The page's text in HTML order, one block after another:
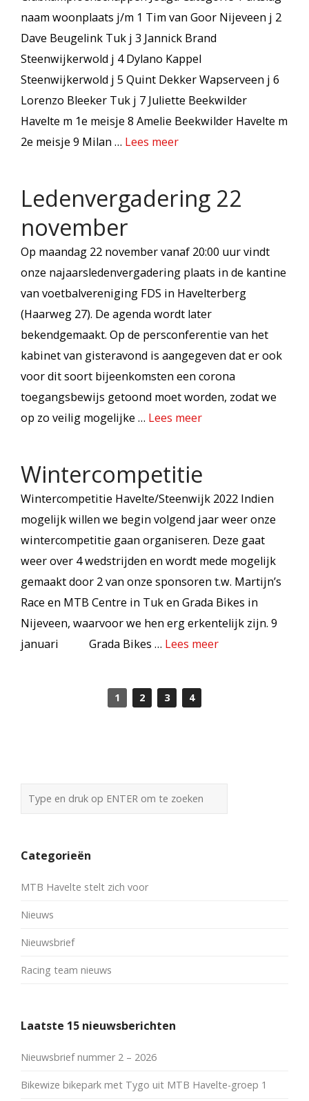
naam woonplaats j/m 1 Tim van Goor Nijeveen j 2
Dave Beugelink Tuk j 3 Jannick Brand
Steenwijkerwold j 4 Dylano Kappel
Steenwijkerwold j 5 Quint Dekker Wapserveen j 6
Lorenzo Bleeker Tuk j 7 Juliette Beekwilder
Havelte m 1e meisje 8 Amelie Beekwilder Havelte m
2e meisje 9 Milan … Lees meer
Ledenvergadering 22
november
Op maandag 22 november vanaf 20:00 uur vindt
onze najaarsledenvergadering plaats in de kantine
van voetbalvereniging FDS in Havelterberg
(Haarweg 27). De agenda wordt later
bekendgemaakt. Op de persconferentie van het
kabinet van gisteravond is aangegeven dat er ook
voor dit soort bijeenkomsten een corona
toegangsbewijs getoond moet worden, zodat we
op zo veilig mogelijke … Lees meer
Wintercompetitie
Wintercompetitie Havelte/Steenwijk 2022 Indien
mogelijk willen we begin volgend jaar weer onze
wintercompetitie gaan organiseren. Deze gaat
weer over 4 wedstrijden en wordt mede mogelijk
gemaakt door 2 van onze sponsoren t.w. Martijn’s
Race en MTB Centre in Tuk en Grada Bikes in
Nijeveen, waarvoor we hen erg erkentelijk zijn. 9
januari Grada Bikes … Lees meer
1 2 3 4
Categorieën
MTB Havelte stelt zich voor
Nieuws
Nieuwsbrief
Racing team nieuws
Laatste 15 nieuwsberichten
Nieuwsbrief nummer 2 – 2026
Bikewize bikepark met Tygo uit MTB Havelte-groep 1